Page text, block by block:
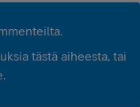
tästä aiheesta, tai